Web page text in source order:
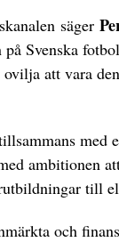
säger
Svenska
att vara
med
ambitionen
till
och